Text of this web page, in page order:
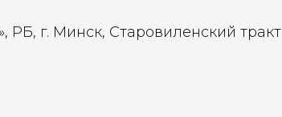
г. Минск, Старовиленский тракт